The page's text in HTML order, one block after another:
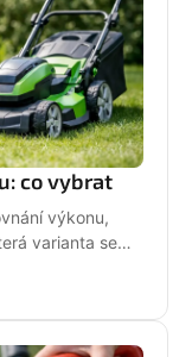
co vybrat
výkonu,
varianta se